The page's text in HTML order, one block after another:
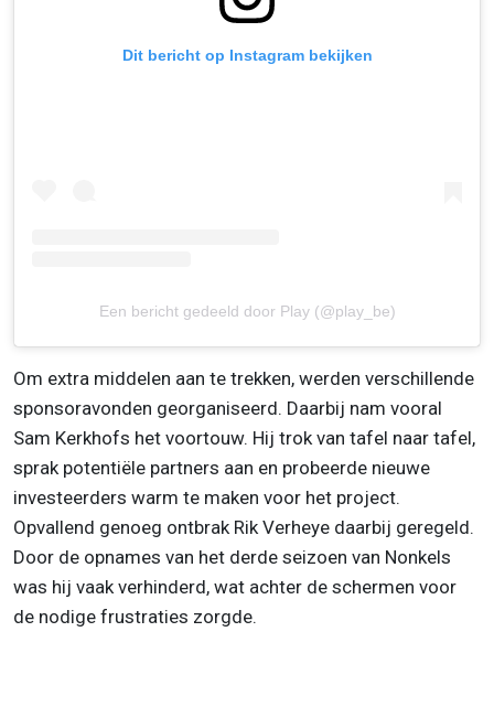
Dit bericht op Instagram bekijken
Een bericht gedeeld door Play (@play_be)
Om extra middelen aan te trekken, werden verschillende
sponsoravonden georganiseerd. Daarbij nam vooral
Sam Kerkhofs het voortouw. Hij trok van tafel naar tafel,
sprak potentiële partners aan en probeerde nieuwe
investeerders warm te maken voor het project.
Opvallend genoeg ontbrak Rik Verheye daarbij geregeld.
Door de opnames van het derde seizoen van Nonkels
was hij vaak verhinderd, wat achter de schermen voor
de nodige frustraties zorgde.